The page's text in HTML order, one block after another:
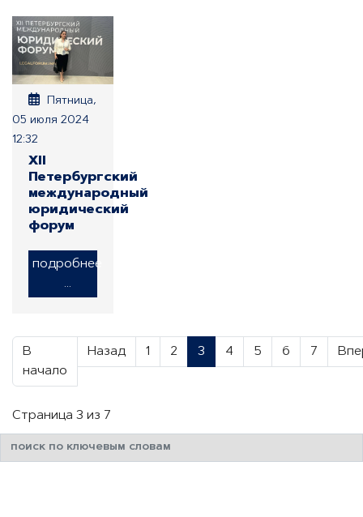
Пятница,
05 июля 2024
12:32
XII
Петербургский
международный
юридический
форум
подробнее
...
В
начало
Назад 1 2 3 4 5 6 7
Страница 3 из 7
Искать...